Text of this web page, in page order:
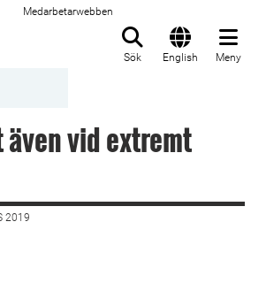
Medarbetarwebben
Sök English Meny
även vid extremt
2019